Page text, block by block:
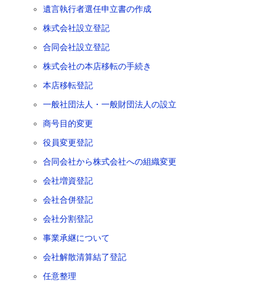
遺言執行者選任申立書の作成
株式会社設立登記
合同会社設立登記
株式会社の本店移転の手続き
本店移転登記
一般社団法人・一般財団法人の設立
商号目的変更
役員変更登記
合同会社から株式会社への組織変更
会社増資登記
会社合併登記
会社分割登記
事業承継について
会社解散清算結了登記
任意整理